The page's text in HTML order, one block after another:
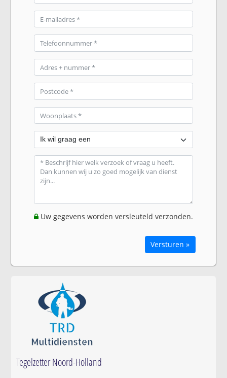
Uw gegevens worden versleuteld verzonden.
Versturen »
Tegelzetter Noord-Holland